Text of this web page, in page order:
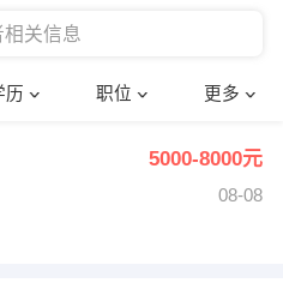
历 职位 更多
护士
定
5000-8000元
08-08